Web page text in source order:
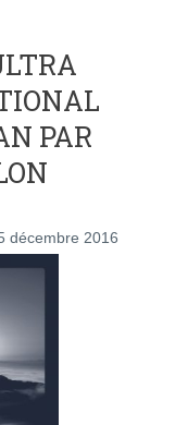
PAR
décembre 2016